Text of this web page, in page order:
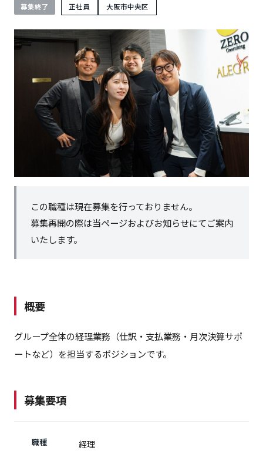
募集終了 正社員 大阪市中央区
この職種は現在募集を行っておりません。
募集再開の際は当ページおよびお知らせにてご案内
いたします。
概要
グループ全体の経理業務（仕訳・支払業務・月次決算サポ
ートなど）を担当するポジションです。
募集要項
職種 経理